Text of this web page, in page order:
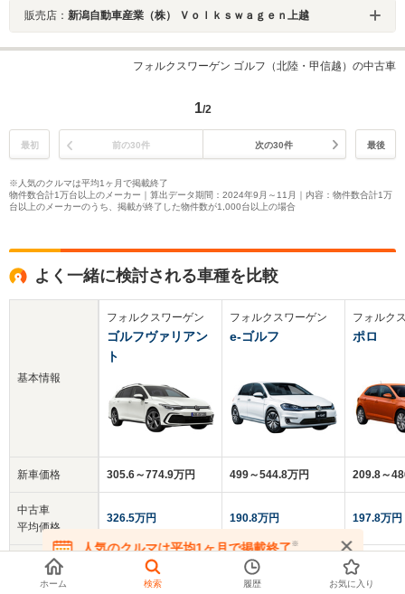
販売店： 新潟自動車産業（株） Ｖｏｌｋｓｗａｇｅｎ上越
フォルクスワーゲン ゴルフ（北陸・甲信越）の中古車
1/2
最初 前の30件 次の30件 最後
※人気のクルマは平均1ヶ月で掲載終了
物件数合計1万台以上のメーカー｜算出データ期間：2024年9月～11月｜内容：物件数合計1万
台以上のメーカーのうち、掲載が終了した物件数が1,000台以上の場合
よく一緒に検討される車種を比較
基本情報
新車価格
中古車
平均価格
クチコミ
総合評価
フォルクスワーゲン
ゴルフヴァリアン
ト
305.6～774.9万円
326.5万円
フォルクスワーゲン
e-ゴルフ
499～544.8万円
190.8万円
5.0
フォルク
ポロ
209.8～
197.8万円
3.3
人気のクルマは平均1ヶ月で掲載終了※
在庫が無くなる前にお問い合わせください
ホーム 検索 履歴 お気に入り